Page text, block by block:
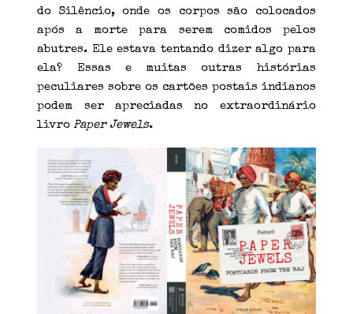
do Silêncio, onde os corpos são colocados
após a morte para serem comidos pelos
abutres. Ele estava tentando dizer algo para
ela? Essas e muitas outras histórias
peculiares sobre os cartões postais indianos
podem ser apreciadas no extraordinário
livroPaper Jewels.